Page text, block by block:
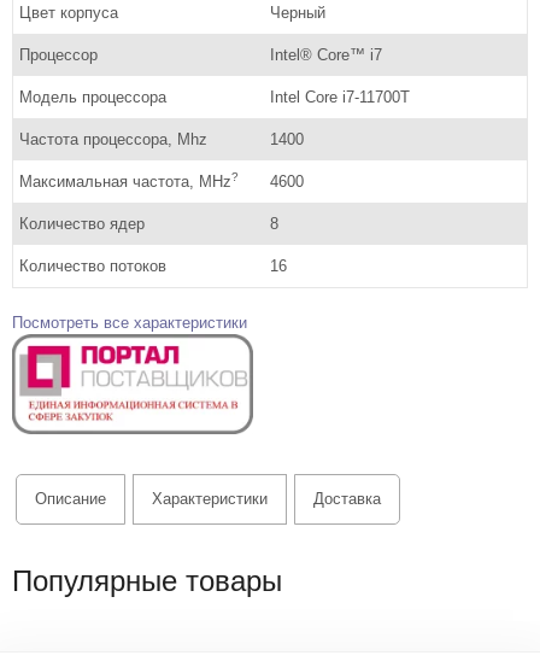
Цвет корпуса Черный
Процессор Intel® Core™ i7
Модель процессора Intel Core i7-11700T
Частота процессора, Mhz 1400
Максимальная частота, MHz? 4600
Количество ядер 8
Количество потоков 16
Посмотреть все характеристики
Описание Характеристики Доставка
Популярные товары